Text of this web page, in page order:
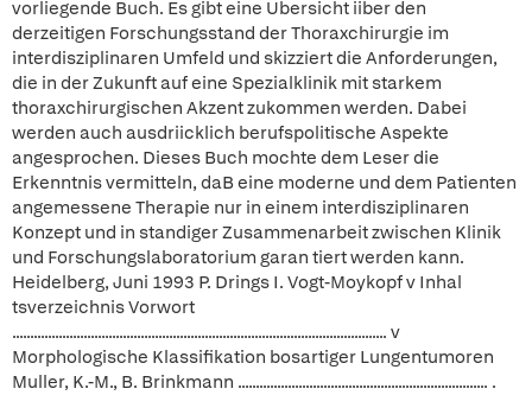
vorliegende Buch. Es gibt eine Ubersicht iiber den
derzeitigen Forschungsstand der Thoraxchirurgie im
interdisziplinaren Umfeld und skizziert die Anforderungen,
die in der Zukunft auf eine Spezialklinik mit starkem
thoraxchirurgischen Akzent zukommen werden. Dabei
werden auch ausdriicklich berufspolitische Aspekte
angesprochen. Dieses Buch mochte dem Leser die
Erkenntnis vermitteln, daB eine moderne und dem Patienten
angemessene Therapie nur in einem interdisziplinaren
Konzept und in standiger Zusammenarbeit zwischen Klinik
und Forschungslaboratorium garan tiert werden kann.
Heidelberg, Juni 1993 P. Drings I. Vogt-Moykopf v Inhal
tsverzeichnis Vorwort
......................................................................................................... v
Morphologische Klassifikation bosartiger Lungentumoren
Muller, K.-M., B. Brinkmann ...................................................................... .